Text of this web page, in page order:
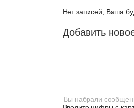
Нет записей, Ваша
Добавить